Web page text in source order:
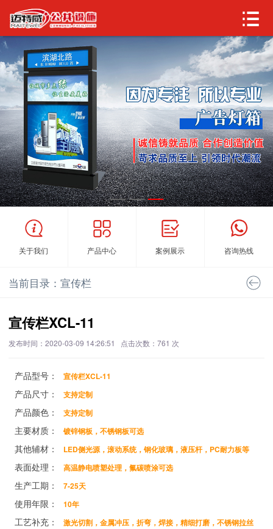
关于我们 产品中心 案例展示 咨询热线
当前目录：宣传栏
宣传栏XCL-11
发布时间：2020-03-09 14:26:51 点击次数： 761 次
产品型号： 宣传栏XCL-11
产品尺寸： 支持定制
产品颜色： 支持定制
主要材质： 镀锌钢板，不锈钢板可选
其他辅材： LED侧光源，滚动系统，钢化玻璃，液压杆，PC耐力板等
表面处理： 高温静电喷塑处理，氟碳喷涂可选
生产工期： 7-25天
使用年限： 10年
工艺补充： 激光切割，金属冲压，折弯，焊接，精细打磨，不锈钢拉丝